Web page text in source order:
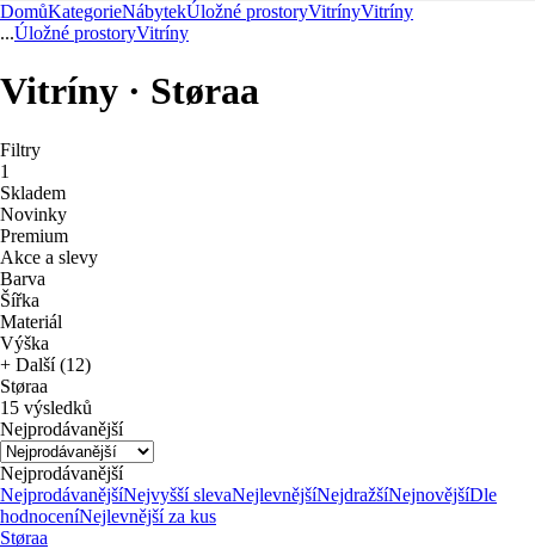
DomůKategorieNábytekÚložné prostoryVitrínyVitríny
...Úložné prostoryVitríny
Vitríny · Støraa
Filtry
1
Skladem
Novinky
Premium
Akce a slevy
Barva
Šířka
Materiál
Výška
+ Další (12)
Støraa
15 výsledků
Nejprodávanější
Nejprodávanější
NejprodávanějšíNejvyšší slevaNejlevnějšíNejdražšíNejnovějšíDle
hodnoceníNejlevnější za kus
Støraa